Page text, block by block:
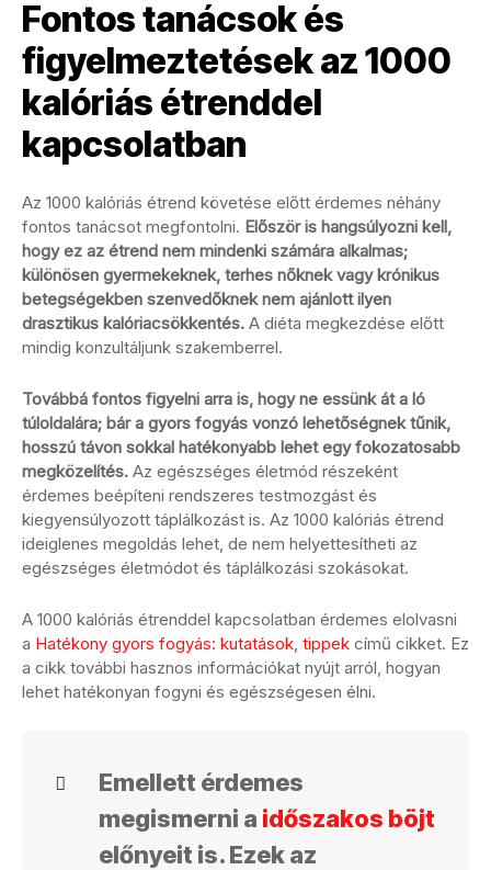
Fontos tanácsok és
figyelmeztetések az 1000
kalóriás étrenddel
kapcsolatban
Az 1000 kalóriás étrend követése előtt érdemes néhány
fontos tanácsot megfontolni. Először is hangsúlyozni kell,
hogy ez az étrend nem mindenki számára alkalmas;
különösen gyermekeknek, terhes nőknek vagy krónikus
betegségekben szenvedőknek nem ajánlott ilyen
drasztikus kalóriacsökkentés. A diéta megkezdése előtt
mindig konzultáljunk szakemberrel.
Továbbá fontos figyelni arra is, hogy ne essünk át a ló
túloldalára; bár a gyors fogyás vonzó lehetőségnek tűnik,
hosszú távon sokkal hatékonyabb lehet egy fokozatosabb
megközelítés. Az egészséges életmód részeként
érdemes beépíteni rendszeres testmozgást és
kiegyensúlyozott táplálkozást is. Az 1000 kalóriás étrend
ideiglenes megoldás lehet, de nem helyettesítheti az
egészséges életmódot és táplálkozási szokásokat.
A 1000 kalóriás étrenddel kapcsolatban érdemes elolvasni
a Hatékony gyors fogyás: kutatások, tippek című cikket. Ez
a cikk további hasznos információkat nyújt arról, hogyan
lehet hatékonyan fogyni és egészségesen élni.
Emellett érdemes
megismerni a időszakos böjt
előnyeit is. Ezek az